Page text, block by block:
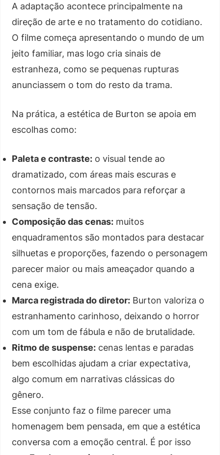
A adaptação acontece principalmente na
direção de arte e no tratamento do cotidiano.
O filme começa apresentando o mundo de um
jeito familiar, mas logo cria sinais de
estranheza, como se pequenas rupturas
anunciassem o tom do resto da trama.
Na prática, a estética de Burton se apoia em
escolhas como:
Paleta e contraste: o visual tende ao
dramatizado, com áreas mais escuras e
contornos mais marcados para reforçar a
sensação de tensão.
Composição das cenas: muitos
enquadramentos são montados para destacar
silhuetas e proporções, fazendo o personagem
parecer maior ou mais ameaçador quando a
cena exige.
Marca registrada do diretor: Burton valoriza o
estranhamento carinhoso, deixando o horror
com um tom de fábula e não de brutalidade.
Ritmo de suspense: cenas lentas e paradas
bem escolhidas ajudam a criar expectativa,
algo comum em narrativas clássicas do
gênero.
Esse conjunto faz o filme parecer uma
homenagem bem pensada, em que a estética
conversa com a emoção central. É por isso